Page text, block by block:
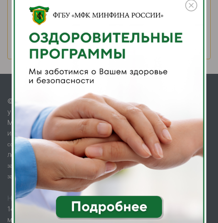
Правила проживания
Парковка
Схема территории
© 2026. Федеральное государственное бюджетное
учреждение «Многофункциональный комплекс
Министерства финансов Российской Федерации»
Информационный ресурс является объектом интеллектуальной
собственности ФГБУ «МФК Минфина России» и охраняется законом.
Любое использование информации без ссылки на Правообладателя
запрещено и влечёт за собой ответственность согласно действующему
законодательству.
НАШ АДРЕС
142003, Московская обл., г. Домодедово,
мкр. Западный, Каширское ш., д. 112